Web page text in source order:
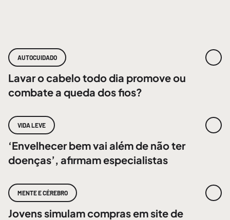
AUTOCUIDADO
Lavar o cabelo todo dia promove ou
combate a queda dos fios?
VIDA LEVE
‘Envelhecer bem vai além de não ter
doenças’, afirmam especialistas
MENTE E CÉREBRO
Jovens simulam compras em site de